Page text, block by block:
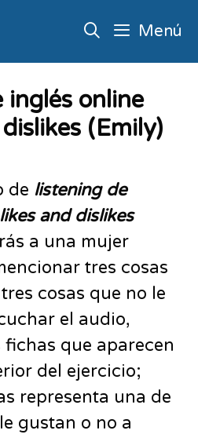
Menú
inglés online
(Emily)
de listening de
and dislikes
a una mujer
tres cosas
cosas que no le
el audio,
fichas que aparecen
del ejercicio;
representa una de
gustan o no a